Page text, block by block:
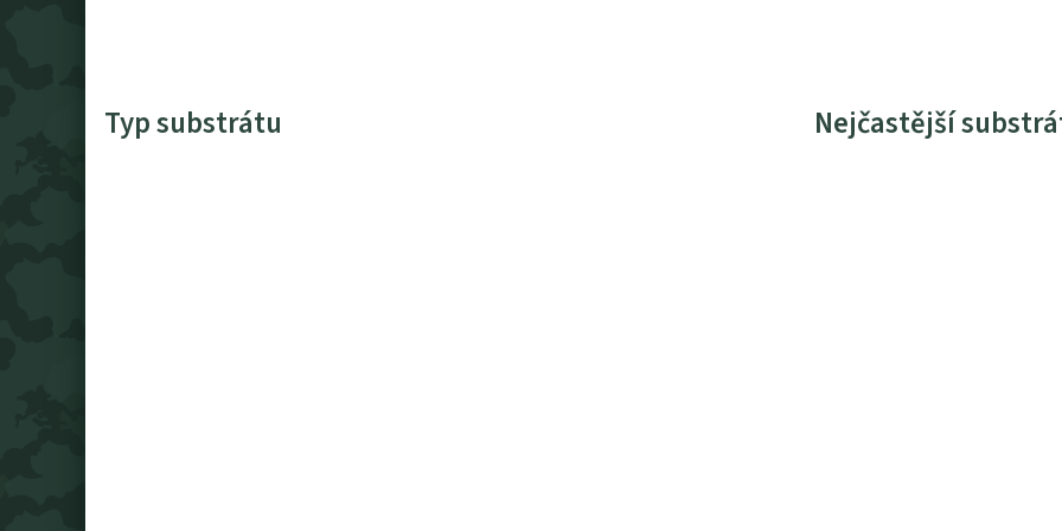
Typ substrátu Nejčastější